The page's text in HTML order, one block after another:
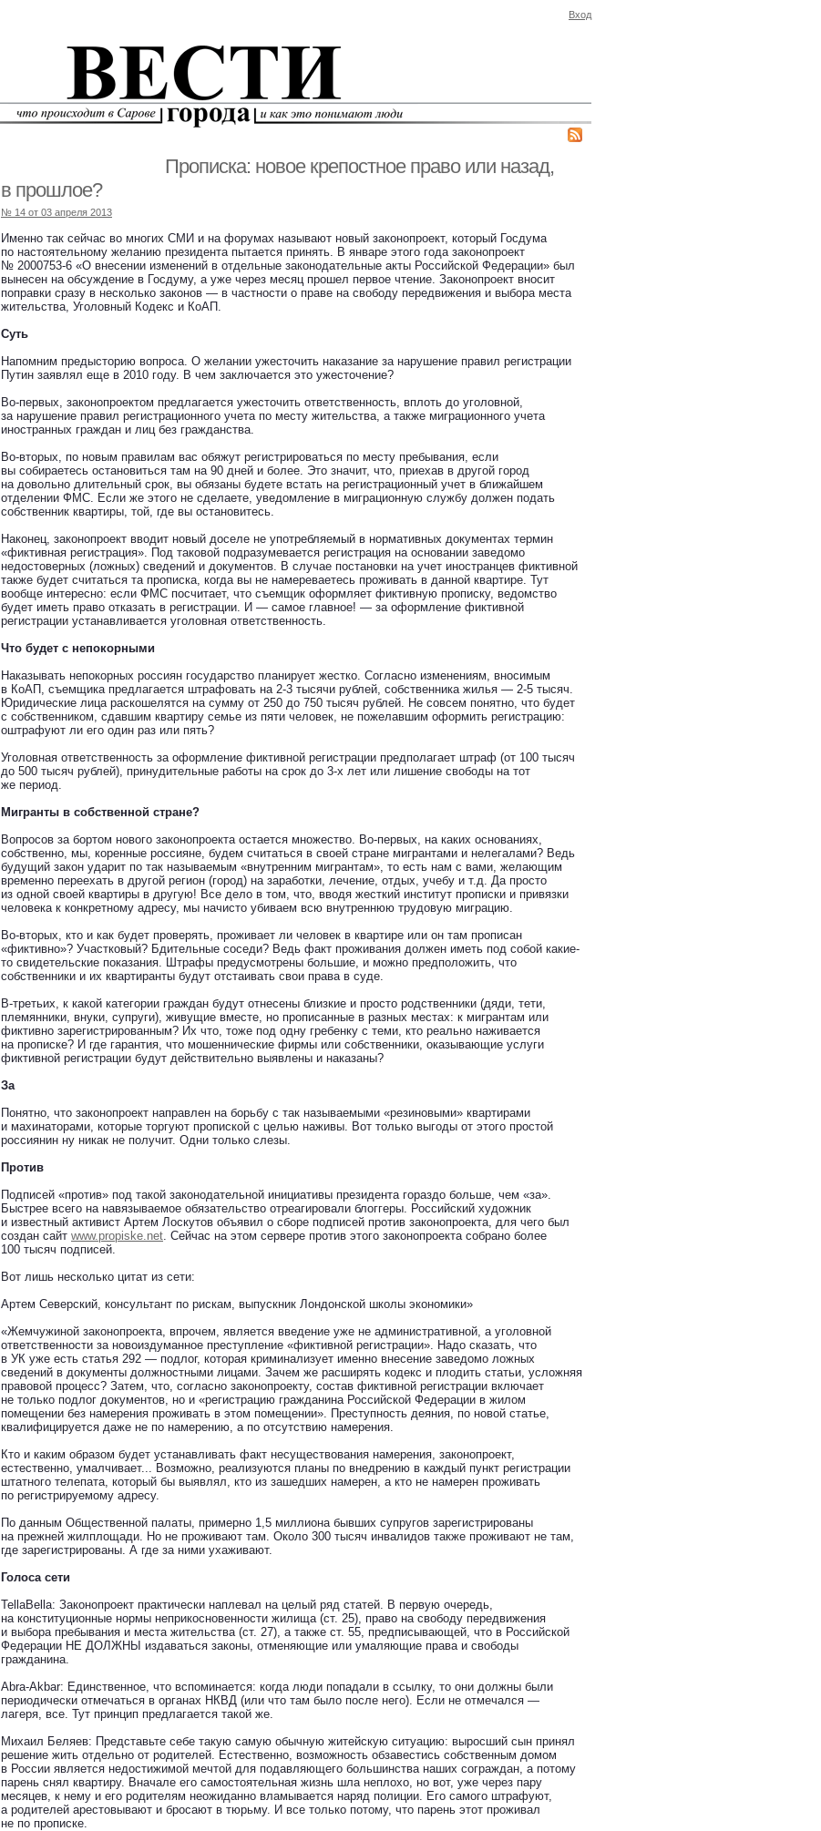
Вход
Прописка: новое крепостное право или назад,
в прошлое?
№ 14 от 03 апреля 2013
Именно так сейчас во многих СМИ и на форумах называют новый законопроект, который Госдума
по настоятельному желанию президента пытается принять. В январе этого года законопроект
№ 2000753-6 «О внесении изменений в отдельные законодательные акты Российской Федерации» был
вынесен на обсуждение в Госдуму, а уже через месяц прошел первое чтение. Законопроект вносит
поправки сразу в несколько законов — в частности о праве на свободу передвижения и выбора места
жительства, Уголовный Кодекс и КоАП.
Суть
Напомним предысторию вопроса. О желании ужесточить наказание за нарушение правил регистрации
Путин заявлял еще в 2010 году. В чем заключается это ужесточение?
Во-первых, законопроектом предлагается ужесточить ответственность, вплоть до уголовной,
за нарушение правил регистрационного учета по месту жительства, а также миграционного учета
иностранных граждан и лиц без гражданства.
Во-вторых, по новым правилам вас обяжут регистрироваться по месту пребывания, если
вы собираетесь остановиться там на 90 дней и более. Это значит, что, приехав в другой город
на довольно длительный срок, вы обязаны будете встать на регистрационный учет в ближайшем
отделении ФМС. Если же этого не сделаете, уведомление в миграционную службу должен подать
собственник квартиры, той, где вы остановитесь.
Наконец, законопроект вводит новый доселе не употребляемый в нормативных документах термин
«фиктивная регистрация». Под таковой подразумевается регистрация на основании заведомо
недостоверных (ложных) сведений и документов. В случае постановки на учет иностранцев фиктивной
также будет считаться та прописка, когда вы не намереваетесь проживать в данной квартире. Тут
вообще интересно: если ФМС посчитает, что съемщик оформляет фиктивную прописку, ведомство
будет иметь право отказать в регистрации. И — самое главное! — за оформление фиктивной
регистрации устанавливается уголовная ответственность.
Что будет с непокорными
Наказывать непокорных россиян государство планирует жестко. Согласно изменениям, вносимым
в КоАП, съемщика предлагается штрафовать на 2-3 тысячи рублей, собственника жилья — 2-5 тысяч.
Юридические лица раскошелятся на сумму от 250 до 750 тысяч рублей. Не совсем понятно, что будет
с собственником, сдавшим квартиру семье из пяти человек, не пожелавшим оформить регистрацию:
оштрафуют ли его один раз или пять?
Уголовная ответственность за оформление фиктивной регистрации предполагает штраф (от 100 тысяч
до 500 тысяч рублей), принудительные работы на срок до 3-х лет или лишение свободы на тот
же период.
Мигранты в собственной стране?
Вопросов за бортом нового законопроекта остается множество. Во-первых, на каких основаниях,
собственно, мы, коренные россияне, будем считаться в своей стране мигрантами и нелегалами? Ведь
будущий закон ударит по так называемым «внутренним мигрантам», то есть нам с вами, желающим
временно переехать в другой регион (город) на заработки, лечение, отдых, учебу и т.д. Да просто
из одной своей квартиры в другую! Все дело в том, что, вводя жесткий институт прописки и привязки
человека к конкретному адресу, мы начисто убиваем всю внутреннюю трудовую миграцию.
Во-вторых, кто и как будет проверять, проживает ли человек в квартире или он там прописан
«фиктивно»? Участковый? Бдительные соседи? Ведь факт проживания должен иметь под собой какие-
то свидетельские показания. Штрафы предусмотрены большие, и можно предположить, что
собственники и их квартиранты будут отстаивать свои права в суде.
В-третьих, к какой категории граждан будут отнесены близкие и просто родственники (дяди, тети,
племянники, внуки, супруги), живущие вместе, но прописанные в разных местах: к мигрантам или
фиктивно зарегистрированным? Их что, тоже под одну гребенку с теми, кто реально наживается
на прописке? И где гарантия, что мошеннические фирмы или собственники, оказывающие услуги
фиктивной регистрации будут действительно выявлены и наказаны?
За
Понятно, что законопроект направлен на борьбу с так называемыми «резиновыми» квартирами
и махинаторами, которые торгуют пропиской с целью наживы. Вот только выгоды от этого простой
россиянин ну никак не получит. Одни только слезы.
Против
Подписей «против» под такой законодательной инициативы президента гораздо больше, чем «за».
Быстрее всего на навязываемое обязательство отреагировали блоггеры. Российский художник
и известный активист Артем Лоскутов объявил о сборе подписей против законопроекта, для чего был
создан сайт www.propiske.net. Сейчас на этом сервере против этого законопроекта собрано более
100 тысяч подписей.
Вот лишь несколько цитат из сети:
Артем Северский, консультант по рискам, выпускник Лондонской школы экономики»
«Жемчужиной законопроекта, впрочем, является введение уже не административной, а уголовной
ответственности за новоиздуманное преступление «фиктивной регистрации». Надо сказать, что
в УК уже есть статья 292 — подлог, которая криминализует именно внесение заведомо ложных
сведений в документы должностными лицами. Зачем же расширять кодекс и плодить статьи, усложняя
правовой процесс? Затем, что, согласно законопроекту, состав фиктивной регистрации включает
не только подлог документов, но и «регистрацию гражданина Российской Федерации в жилом
помещении без намерения проживать в этом помещении». Преступность деяния, по новой статье,
квалифицируется даже не по намерению, а по отсутствию намерения.
Кто и каким образом будет устанавливать факт несуществования намерения, законопроект,
естественно, умалчивает... Возможно, реализуются планы по внедрению в каждый пункт регистрации
штатного телепата, который бы выявлял, кто из зашедших намерен, а кто не намерен проживать
по регистрируемому адресу.
По данным Общественной палаты, примерно 1,5 миллиона бывших супругов зарегистрированы
на прежней жилплощади. Но не проживают там. Около 300 тысяч инвалидов также проживают не там,
где зарегистрированы. А где за ними ухаживают.
Голоса сети
TellaBella: Законопроект практически наплевал на целый ряд статей. В первую очередь,
на конституционные нормы неприкосновенности жилища (ст. 25), право на свободу передвижения
и выбора пребывания и места жительства (ст. 27), а также ст. 55, предписывающей, что в Российской
Федерации НЕ ДОЛЖНЫ издаваться законы, отменяющие или умаляющие права и свободы
гражданина.
Abra-Akbar: Единственное, что вспоминается: когда люди попадали в ссылку, то они должны были
периодически отмечаться в органах НКВД (или что там было после него). Если не отмечался —
лагеря, все. Тут принцип предлагается такой же.
Михаил Беляев: Представьте себе такую самую обычную житейскую ситуацию: выросший сын принял
решение жить отдельно от родителей. Естественно, возможность обзавестись собственным домом
в России является недостижимой мечтой для подавляющего большинства наших сограждан, а потому
парень снял квартиру. Вначале его самостоятельная жизнь шла неплохо, но вот, уже через пару
месяцев, к нему и его родителям неожиданно вламывается наряд полиции. Его самого штрафуют,
а родителей арестовывают и бросают в тюрьму. И все только потому, что парень этот проживал
не по прописке.